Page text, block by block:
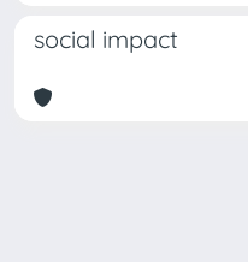
social impact